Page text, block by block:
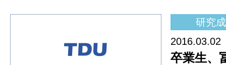
研究
2016.03.02
卒業生、